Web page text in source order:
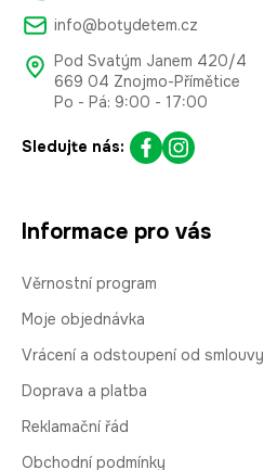
info@botydetem.cz
Pod Svatým Janem 420/4
669 04 Znojmo-Přímětice
Po - Pá: 9:00 - 17:00
Sledujte nás:
Informace pro vás
Věrnostní program
Moje objednávka
Vrácení a odstoupení od smlouvy
Doprava a platba
Reklamační řád
Obchodní podmínky